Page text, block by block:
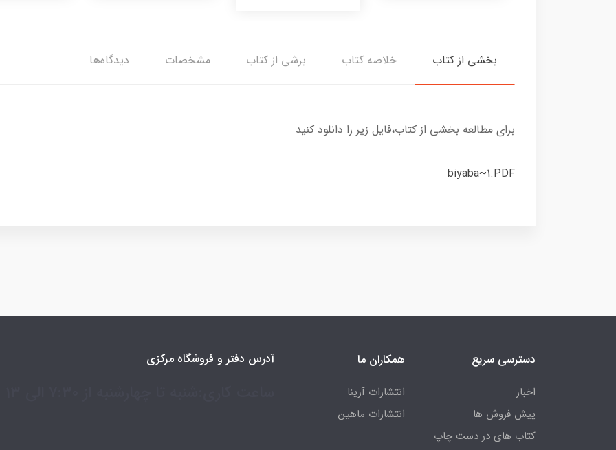
بخشی از کتاب خلاصه کتاب برشی از کتاب مشخصات دیدگاه‌ها
برای مطالعه بخشی از کتاب،فایل زیر را دانلود کنید
biyaba~1.PDF
دسترسی سریع
اخبار
پیش فروش ها
کتاب های در دست چاپ
همکاران ما
انتشارات آرینا
انتشارات ماهین
آدرس دفتر و فروشگاه مرکزی